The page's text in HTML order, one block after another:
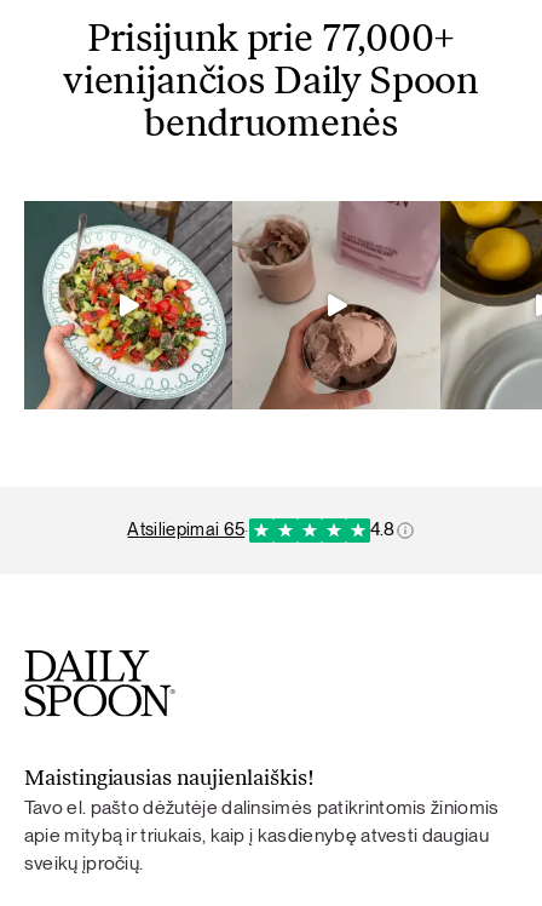
Prisijunk prie 77,000+
vienijančios Daily Spoon
bendruomenės
atsiliepimai 65· 4.8
Maistingiausias naujienlaiškis!
Tavo el. pašto dėžutėje dalinsimės patikrintomis žiniomis
apie mitybą ir triukais, kaip į kasdienybę atvesti daugiau
sveikų įpročių.